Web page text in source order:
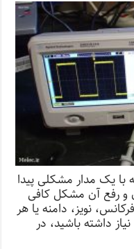
با یک مدار مشکلی پیدا
و رفع آن مشکل کافی
نویز، دامنه یا هر
داشته باشید، در